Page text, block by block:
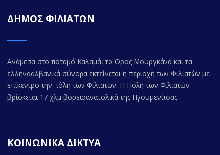
ΔΗΜΟΣ ΦΙΛΙΑΤΩΝ
Ανάμεσα στο ποταμό Καλαμά, το Όρος Μουργκάνα και τα
ελληνοαλβανικά σύνορα εκτείνεται η περιοχή των Φιλιατών με
επίκεντρο την πόλη των Φιλιατών. Η Πόλη των Φιλιατών
βρίσκεται 17 χλμ βορειοανατολικά της Ηγουμενίτσας.
ΚΟΙΝΩΝΙΚΑ ΔΙΚΤΥΑ